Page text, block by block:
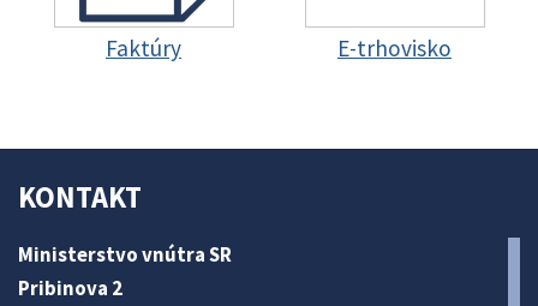
Faktúry E-trhovisko
KONTAKT
Ministerstvo vnútra SR
Pribinova 2